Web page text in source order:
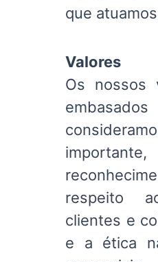
que
Valores
Os nossos
respeito
clientes e
e a ética